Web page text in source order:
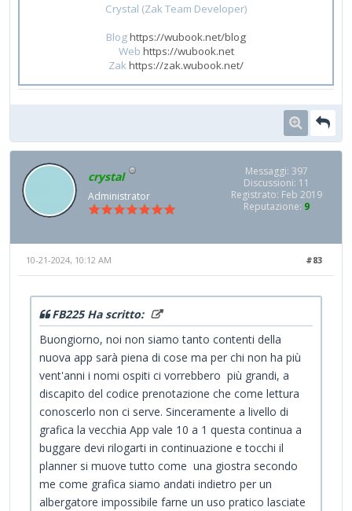
Crystal (Zak Team Developer)
Bloghttps://wubook.net/blog
Web https://wubook.net
Zakhttps://zak.wubook.net/
crystal
Administrator
Messaggi: 397
Discussioni: 11
Registrato: Feb 2019
Reputazione: 9
#83
10-21-2024, 10:12 AM
FB225 Ha scritto:
Buongiorno, noi non siamo tanto contenti della
nuova app sarà piena di cose ma per chi non ha più
vent'anni i nomi ospiti ci vorrebbero più grandi, a
discapito del codice prenotazione che come lettura
conoscerlo non ci serve. Sinceramente a livello di
grafica la vecchia App vale 10 a 1 questa continua a
buggare devi rilogarti in continuazione e tocchi il
planner si muove tutto come una giostra secondo
me come grafica siamo andati indietro per un
albergatore impossibile farne un uso pratico lasciate